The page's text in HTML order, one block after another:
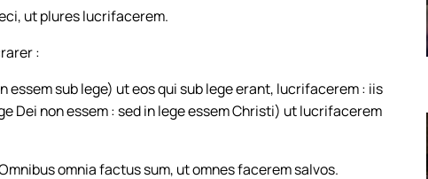
ut plures lucrifacerem.
:
essem sub lege) ut eos qui sub lege erant, lucrifacerem : iis
Dei non essem : sed in lege essem Christi) ut lucrifacerem
omnia factus sum, ut omnes facerem salvos.